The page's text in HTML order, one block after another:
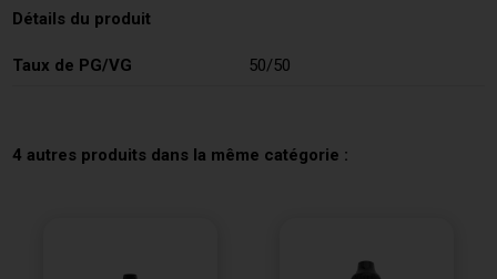
Détails du produit
Taux de PG/VG 50/50
4 autres produits dans la même catégorie :